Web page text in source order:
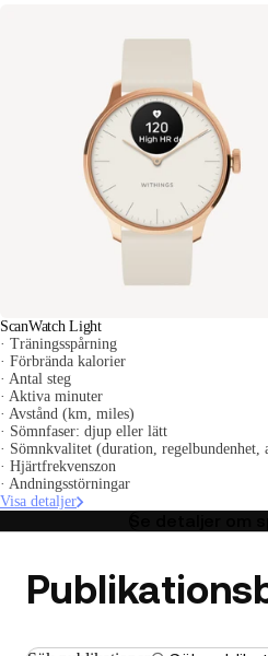
ScanWatch Light
· Träningsspårning
· Förbrända kalorier
· Antal steg
· Aktiva minuter
· Avstånd (km, miles)
· Sömnfaser: djup eller lätt
· Sömnkvalitet (duration, regelbundenhet,
· Hjärtfrekvenszon
· Andningsstörningar
Visa detaljer